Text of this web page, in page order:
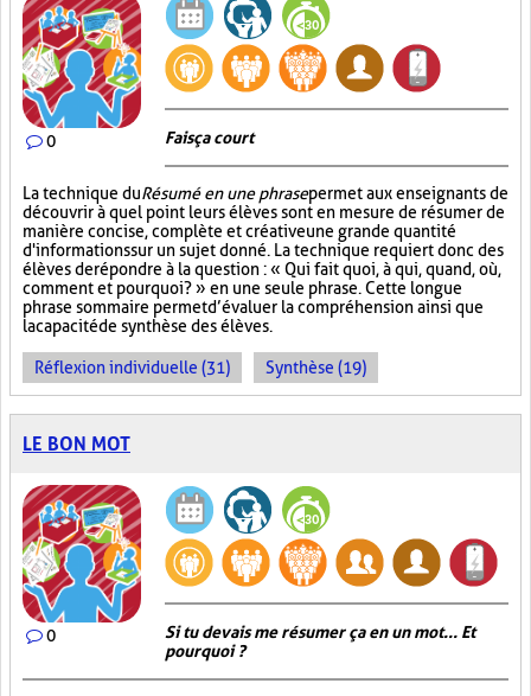
0 Fais ça court
La technique duRésumé en une phrasepermet aux enseignants de
découvrir à quel point leurs élèves sont en mesure de résumer de
manière concise, complète et créative une grande quantité
d'informations sur un sujet donné. La technique requiert donc des
élèves de répondre à la question : « Qui fait quoi, à qui, quand, où,
comment et pourquoi? » en une seule phrase. Cette longue
phrase sommaire permet d’évaluer la compréhension ainsi que
la capacité de synthèse des élèves.
Réflexion individuelle (31) Synthèse (19)
LE BON MOT
0
Si tu devais me résumer ça en un mot... Et
pourquoi ?